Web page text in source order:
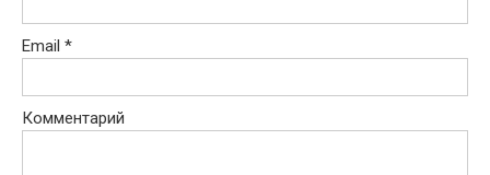
Email *
Комментарий